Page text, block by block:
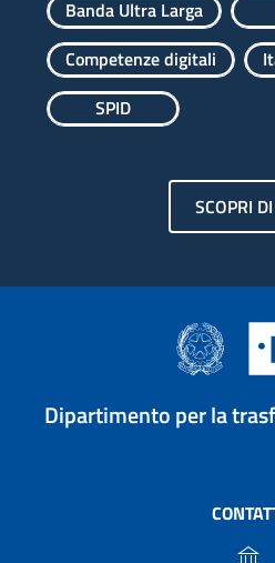
Banda Ultra Larga
Competenze digitali
SPID
SCOPRI
Dipartimento per la